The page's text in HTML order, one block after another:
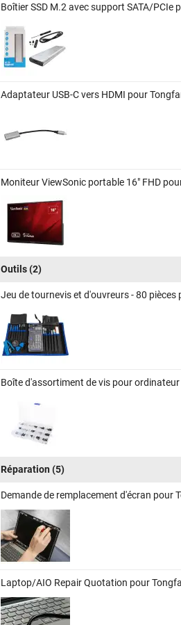
Boîtier SSD M.2 avec support SATA/PCIe
Adaptateur USB-C vers HDMI pour
Moniteur ViewSonic portable 16" FHD
Outils(2)
Jeu de tournevis et d'ouvreurs - 80 pièces
Boîte d'assortiment de vis pour
Réparation (5)
Demande de remplacement d'écran pour
Laptop/AIO Repair Quotation pour